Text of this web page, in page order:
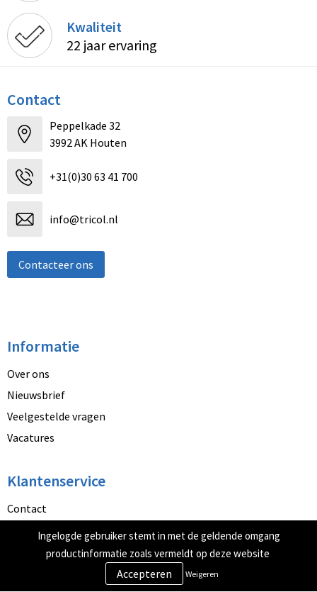
Kwaliteit
22 jaar ervaring
Contact
Peppelkade 32
3992 AK Houten
+31(0)30 63 41 700
info@tricol.nl
Contacteer ons
Informatie
Over ons
Nieuwsbrief
Veelgestelde vragen
Vacatures
Klantenservice
Contact
Betaalmethoden
Retourneren
Ingelogde gebruiker stemt in met de geldende omgang
productinformatie zoals vermeldt op deze website
Weigeren